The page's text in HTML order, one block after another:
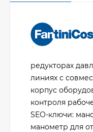
редукторах
линиях с
корпус
контроля
SEO-ключи:
манометр для